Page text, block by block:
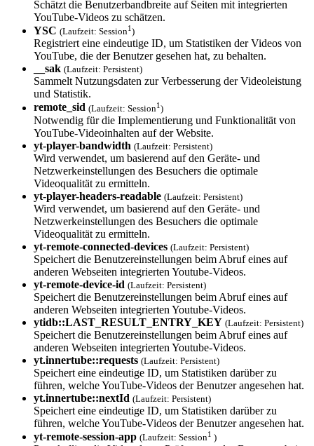
Schätzt die Benutzerbandbreite auf Seiten mit integrierten
YouTube-Videos zu schätzen.
YSC (Laufzeit: Session1)
Registriert eine eindeutige ID, um Statistiken der Videos von
YouTube, die der Benutzer gesehen hat, zu behalten.
__sak (Laufzeit: Persistent)
Sammelt Nutzungsdaten zur Verbesserung der Videoleistung
und Statistik.
remote_sid (Laufzeit: Session1)
Notwendig für die Implementierung und Funktionalität von
YouTube-Videoinhalten auf der Website.
yt-player-bandw­idth (Laufzeit: Persistent)
Wird verwendet, um basierend auf den Geräte- und
Netzwerkeinstellungen des Besuchers die optimale
Videoqualität zu ermitteln.
yt-player-heade­rs-readable (Laufzeit: Persistent)
Wird verwendet, um basierend auf den Geräte- und
Netzwerkeinstellungen des Besuchers die optimale
Videoqualität zu ermitteln.
yt-remote-conne­cted-devices (Laufzeit: Persistent)
Speichert die Benutzereinstellungen beim Abruf eines auf
anderen Webseiten integrierten Youtube-Videos.
yt-remote-devic­e-id (Laufzeit: Persistent)
Speichert die Benutzereinstellungen beim Abruf eines auf
anderen Webseiten integrierten Youtube-Videos.
ytidb::LAST_RES­ULT_ENTRY_KEY (Laufzeit: Persistent)
Speichert die Benutzereinstellungen beim Abruf eines auf
anderen Webseiten integrierten Youtube-Videos.
yt.innertube::requests (Laufzeit: Persistent)
Speichert eine eindeutige ID, um Statistiken darüber zu
führen, welche YouTube-Videos der Benutzer angesehen hat.
yt.innertube::nextId (Laufzeit: Persistent)
Speichert eine eindeutige ID, um Statistiken darüber zu
führen, welche YouTube-Videos der Benutzer angesehen hat.
yt-remote-session-app (Laufzeit: Session1 )